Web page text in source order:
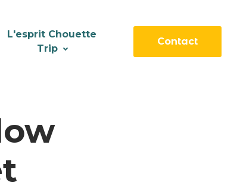
L'esprit Chouette
Trip
Contact